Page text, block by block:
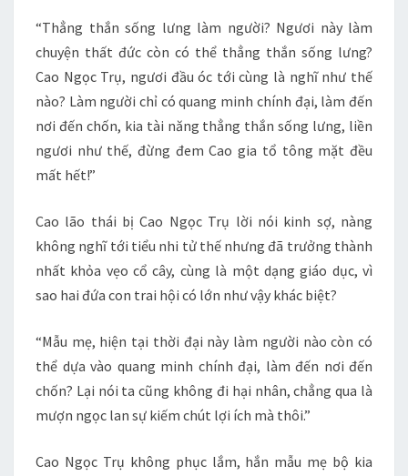
“Thẳng thắn sống lưng làm người? Ngươi này làm
chuyện thất đức còn có thể thẳng thắn sống lưng?
Cao Ngọc Trụ, ngươi đầu óc tới cùng là nghĩ như thế
nào? Làm người chỉ có quang minh chính đại, làm đến
nơi đến chốn, kia tài năng thẳng thắn sống lưng, liền
ngươi như thế, đừng đem Cao gia tổ tông mặt đều
mất hết!”
Cao lão thái bị Cao Ngọc Trụ lời nói kinh sợ, nàng
không nghĩ tới tiểu nhi tử thế nhưng đã trưởng thành
nhất khỏa vẹo cổ cây, cùng là một dạng giáo dục, vì
sao hai đứa con trai hội có lớn như vậy khác biệt?
“Mẫu mẹ, hiện tại thời đại này làm người nào còn có
thể dựa vào quang minh chính đại, làm đến nơi đến
chốn? Lại nói ta cũng không đi hại nhân, chẳng qua là
mượn ngọc lan sự kiếm chút lợi ích mà thôi.”
Cao Ngọc Trụ không phục lắm, hắn mẫu mẹ bộ kia